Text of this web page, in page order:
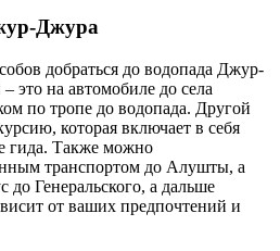
Джура
добраться до водопада Джур-
на автомобиле до села
по тропе до водопада. Другой
которая включает в себя
гида. Также можно
транспортом до Алушты, а
до Генеральского, а дальше
от ваших предпочтений и